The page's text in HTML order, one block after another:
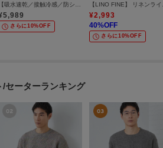
【吸水速乾／接触冷感／防シワ／マシンウォッシャブル】ハイドロクール 半袖シャツ
5,989
さらに10%OFF
【LINO
¥2,993
40%OFF
さらに10%OFF
/セーターランキング